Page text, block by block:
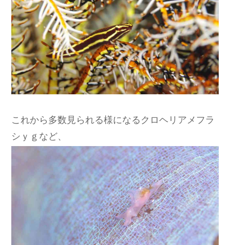
これから多数見られる様になるクロヘリアメフラ
シｙｇなど、